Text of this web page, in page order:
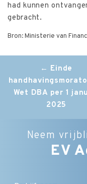
had kunnen
gebracht.
Bron: Ministerie van
navigation
← Einde
Wet DBA per 1
2025
Neem
EV